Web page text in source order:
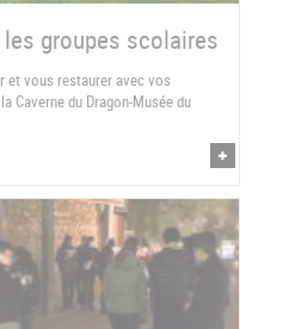
groupes scolaires
et vous restaurer avec vos
Caverne du Dragon-Musée du